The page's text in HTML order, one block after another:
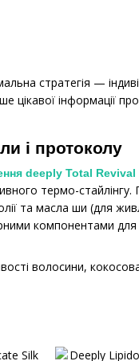
стратегія —
цікавої інформації
і протоколу
deeply Total Revival
термо-стайлінгу.
та масла ши (для
компонентами
волосини,